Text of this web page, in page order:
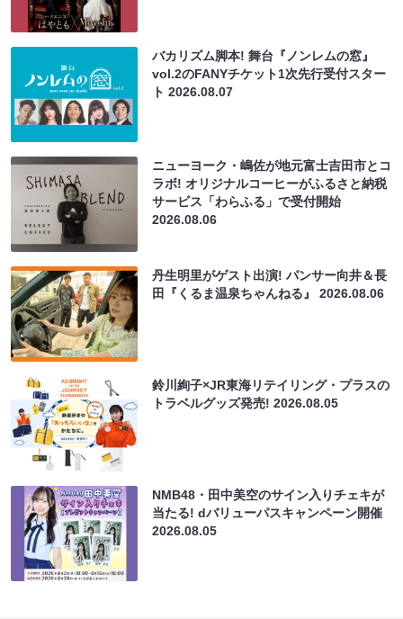
バカリズム脚本! 舞台『ノンレムの窓』
vol.2のFANYチケット1次先行受付スター
ト2026.08.07
ニューヨーク・嶋佐が地元富士吉田市とコ
ラボ! オリジナルコーヒーがふるさと納税
サービス「わらふる」で受付開始
2026.08.06
丹生明里がゲスト出演! パンサー向井＆長
田『くるま温泉ちゃんねる』2026.08.06
鈴川絢子×JR東海リテイリング・プラスの
トラベルグッズ発売!2026.08.05
NMB48・田中美空のサイン入りチェキが
当たる! dバリューパスキャンペーン開催
2026.08.05